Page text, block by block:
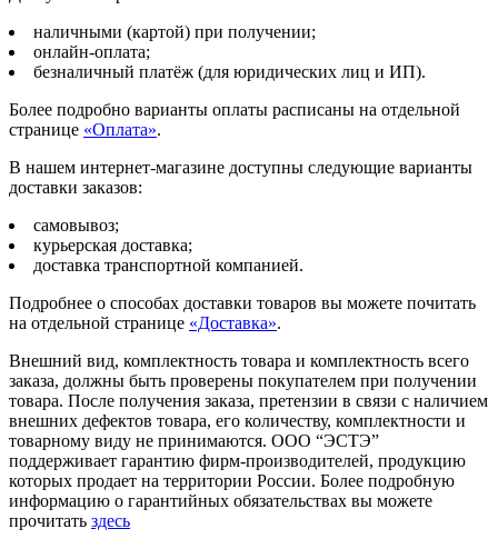
наличными (картой) при получении;
онлайн-оплата;
безналичный платёж (для юридических лиц и ИП).
Более подробно варианты оплаты расписаны на отдельной
странице «Оплата».
В нашем интернет-магазине доступны следующие варианты
доставки заказов:
самовывоз;
курьерская доставка;
доставка транспортной компанией.
Подробнее о способах доставки товаров вы можете почитать
на отдельной странице «Доставка».
Внешний вид, комплектность товара и комплектность всего
заказа, должны быть проверены покупателем при получении
товара. После получения заказа, претензии в связи с наличием
внешних дефектов товара, его количеству, комплектности и
товарному виду не принимаются. ООО “ЭСТЭ”
поддерживает гарантию фирм-производителей, продукцию
которых продает на территории России. Более подробную
информацию о гарантийных обязательствах вы можете
прочитать здесь